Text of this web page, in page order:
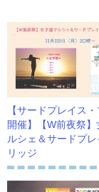
【サードプレイス
開催】【W前夜祭】
ルシェ＆サードプ
リッジ